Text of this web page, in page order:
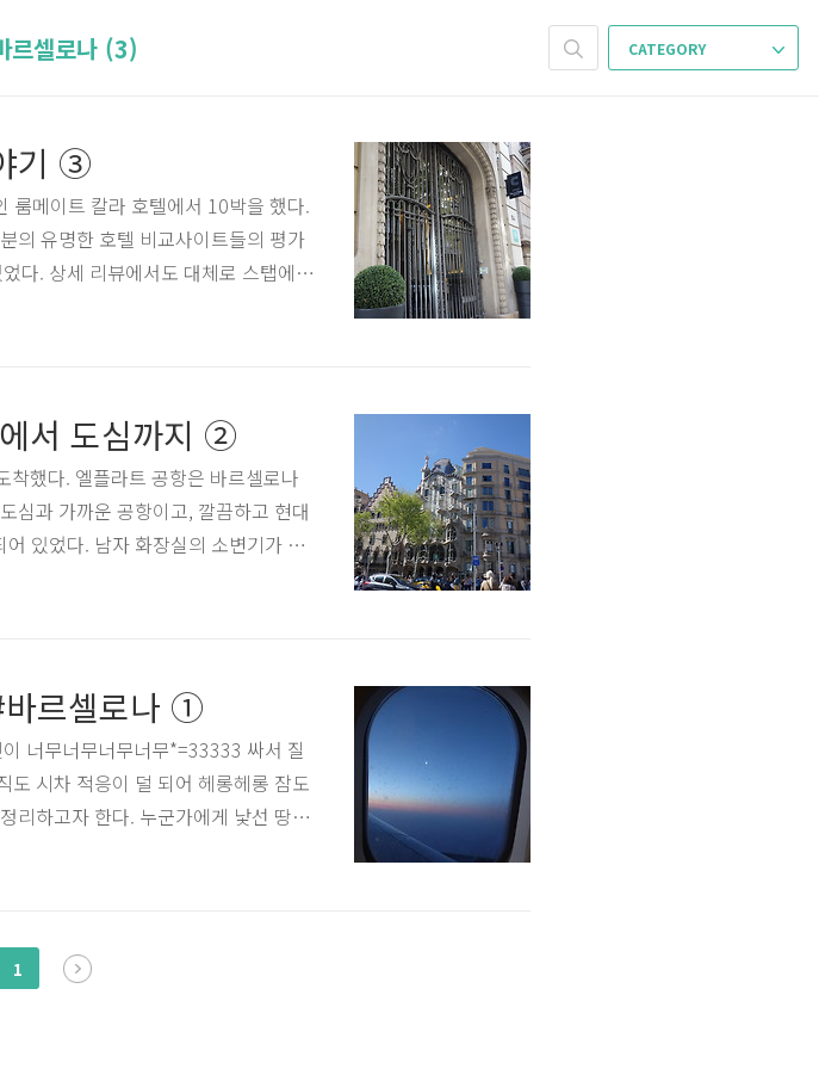
CATEGORY
르셀로나 (3)
기 ③
룸메이트 칼라 호텔에서 10박을 했다.
의 유명한 호텔 비교사이트들의 평가
다. 상세 리뷰에서도 대체로 스탭에 대
숙소를 선택할때 이 부분을 제일 중
서 도심까지 ②
했다. 엘플라트 공항은 바르셀로나
심과 가까운 공항이고, 깔끔하고 현대
있었다. 남자 화장실의 소변기가 한
수 있어 재밌었다. 입국에 필요한 별
바르셀로나 ①
너무너무너무너무*=33333 싸서 질
도 시차 적응이 덜 되어 헤롱헤롱 잠도
리하고자 한다. 누군가에게 낯선 땅의
테니... 필름이 끊기기 전에 쓰는 편
정확하게 비행기 출발 36시간 전에
1